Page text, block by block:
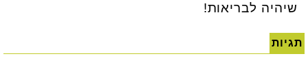
שיהיה לבריאות!
תגיות